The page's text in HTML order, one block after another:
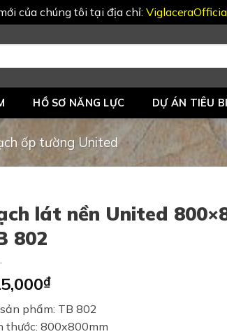
của chúng tôi tại địa chỉ:
HỒ SƠ NĂNG LỰC DỰ ÁN TIÊU
ốp tường United
lát nền United
802
₫
phẩm: TB 802
thước: 800x800mm